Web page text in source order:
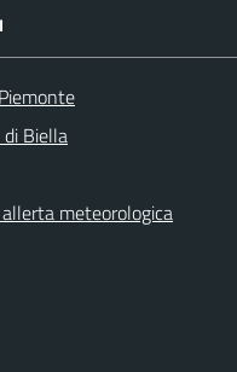
Biella
meteorologica